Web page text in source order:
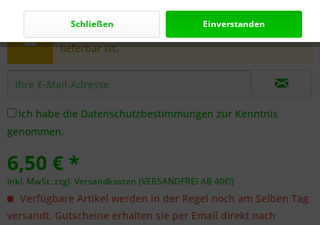
Benachrichtigen Sie mich, sobald der Artikel
lieferbar ist.
Ich habe die Datenschutzbestimmungen zur Kenntnis
genommen.
6,50 € *
inkl. MwSt. zzgl. Versandkosten (VERSANDFREI AB 40€!)
Verfügbare Artikel werden in der Regel noch am Selben Tag
versandt. Gutscheine erhalten sie per Email direkt nach
Einverstanden
Schließen